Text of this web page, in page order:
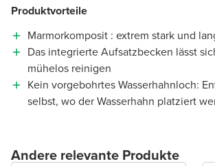
Produktvorteile
Marmorkomposit : extrem stark und
Das integrierte Aufsatzbecken lässt
mühelos reinigen
Kein vorgebohrtes Wasserhahnloch:
selbst, wo der Wasserhahn platziert
Andere relevante Produkte